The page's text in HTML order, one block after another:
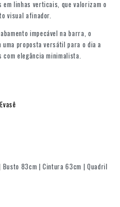
linhas verticais, que valorizam o
visual afinador.
impecável na barra, o
proposta versátil para o dia a
elegância minimalista.
Busto 83cm | Cintura 63cm | Quadril